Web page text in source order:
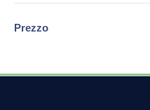
Prezzo